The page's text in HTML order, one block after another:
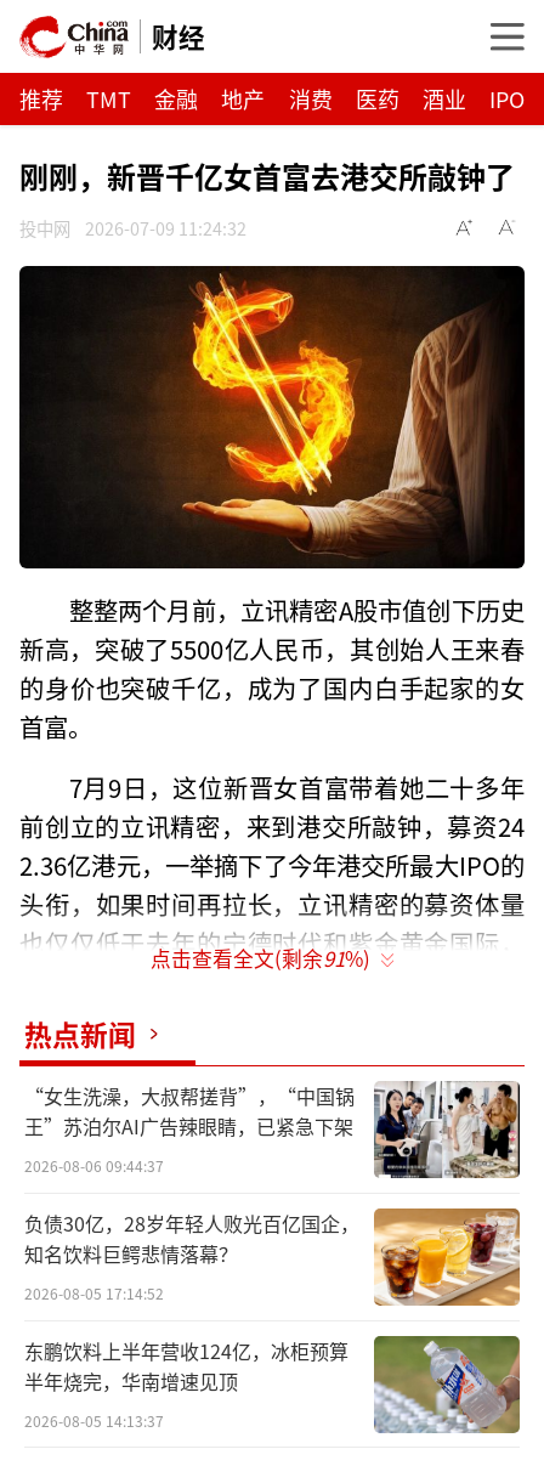
财经
推荐 TMT 金融 地产 消费 医药 酒业 IPO
刚刚，新晋千亿女首富去港交所敲钟了
投中网 2026-07-09 11:24:32
整整两个月前，立讯精密A股市值创下历史
新高，突破了5500亿人民币，其创始人王来春
的身价也突破千亿，成为了国内白手起家的女
首富。
7月9日，这位新晋女首富带着她二十多年
前创立的立讯精密，来到港交所敲钟，募资24
2.36亿港元，一举摘下了今年港交所最大IPO的
头衔，如果时间再拉长，立讯精密的募资体量
也仅仅低于去年的宁德时代和紫金黄金国际，
位列近两年港交所的第三大IPO。
截至发稿，立讯精密港股首日开盘价微
跌，随后迅速下挫，最低至57.2港元/股，但即
便如此，也是今年以来港股最具分量的IPO之
一。
潮汕家族，闯入全球资本市场
跟大多数IPO造富早期投资机构不同的是，
就登陆了A股，所以在一级市场的受益者并不
多。相反，它是市面上罕见的造富家族的故
事。
点击查看全文(剩余91%)
热点新闻
“女生洗澡，大叔帮搓背”，“中国锅
王”苏泊尔AI广告辣眼睛，已紧急下架
2026-08-06 09:44:37
负债30亿，28岁年轻人败光百亿国企，
知名饮料巨鳄悲情落幕？
2026-08-05 17:14:52
东鹏饮料上半年营收124亿，冰柜预算
半年烧完，华南增速见顶
2026-08-05 14:13:37